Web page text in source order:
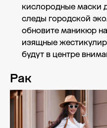
кислородные маски
следы городской
обновите маникюр
изящные
будут в центре
Рак